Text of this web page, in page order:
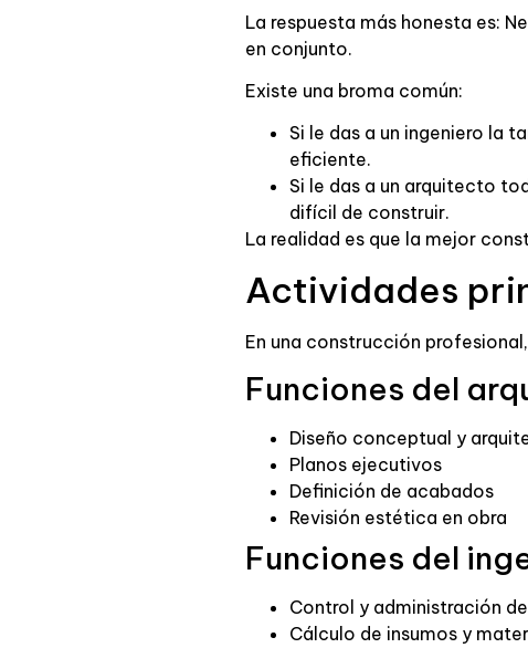
La respuesta más honesta es:
en conjunto.
Existe una broma común:
Si le das a un ingeniero la
eficiente.
Si le das a un arquitecto
difícil de construir.
La realidad es que la mejor
Actividades
En una construcción
Funciones del
Diseño conceptual y
Planos ejecutivos
Definición de acabados
Revisión estética en obra
Funciones del
Control y administración
Cálculo de insumos y